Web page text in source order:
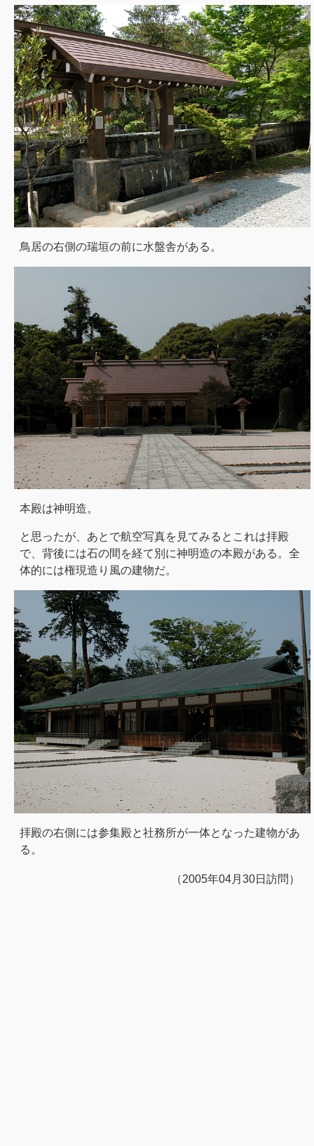
鳥居の右側の瑞垣の前に水盤舎がある。
本殿は神明造。
と思ったが、あとで航空写真を見てみるとこれは拝殿
で、背後には石の間を経て別に神明造の本殿がある。全
体的には権現造り風の建物だ。
拝殿の右側には参集殿と社務所が一体となった建物があ
る。
（2005年04月30日訪問）